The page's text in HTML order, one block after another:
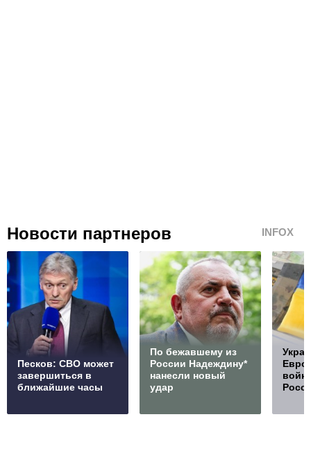
Новости партнеров INFOX
Песков: СВО может
завершиться в
ближайшие часы
По бежавшему из
России Надеждину*
нанесли новый
удар